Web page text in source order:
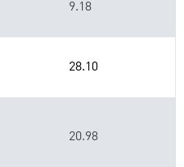
9.18
28.10
20.98